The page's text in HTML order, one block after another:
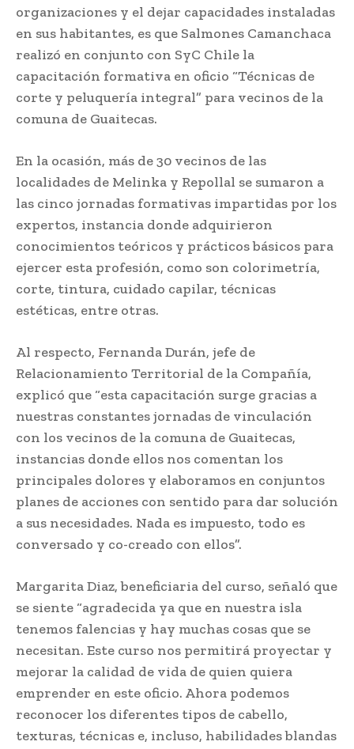
organizaciones y el dejar capacidades instaladas
en sus habitantes, es que Salmones Camanchaca
realizó en conjunto con SyC Chile la
capacitación formativa en oficio “Técnicas de
corte y peluquería integral” para vecinos de la
comuna de Guaitecas.
En la ocasión, más de 30 vecinos de las
localidades de Melinka y Repollal se sumaron a
las cinco jornadas formativas impartidas por los
expertos, instancia donde adquirieron
conocimientos teóricos y prácticos básicos para
ejercer esta profesión, como son colorimetría,
corte, tintura, cuidado capilar, técnicas
estéticas, entre otras.
Al respecto, Fernanda Durán, jefe de
Relacionamiento Territorial de la Compañía,
explicó que “esta capacitación surge gracias a
nuestras constantes jornadas de vinculación
con los vecinos de la comuna de Guaitecas,
instancias donde ellos nos comentan los
principales dolores y elaboramos en conjuntos
planes de acciones con sentido para dar solución
a sus necesidades. Nada es impuesto, todo es
conversado y co-creado con ellos”.
Margarita Diaz, beneficiaria del curso, señaló que
se siente “agradecida ya que en nuestra isla
tenemos falencias y hay muchas cosas que se
necesitan. Este curso nos permitirá proyectar y
mejorar la calidad de vida de quien quiera
emprender en este oficio. Ahora podemos
reconocer los diferentes tipos de cabello,
texturas, técnicas e, incluso, habilidades blandas